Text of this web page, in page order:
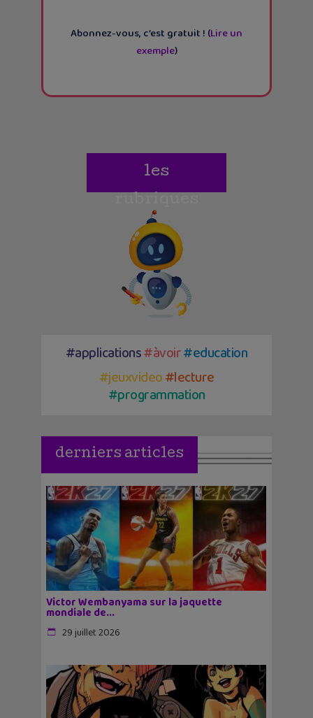
Abonnez-vous, c’est gratuit ! (Lire un
exemple)
les
#applications#àvoir#education
#jeuxvideo#lecture
#programmation
derniers articles
Victor Wembanyama sur la jaquette
mondiale de...
29 juillet 2026